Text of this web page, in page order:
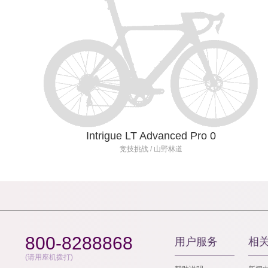
Intrigue LT Advanced Pro 0
竞技挑战 / 山野林道
800-8288868
(请用座机拨打)
用户服务 相